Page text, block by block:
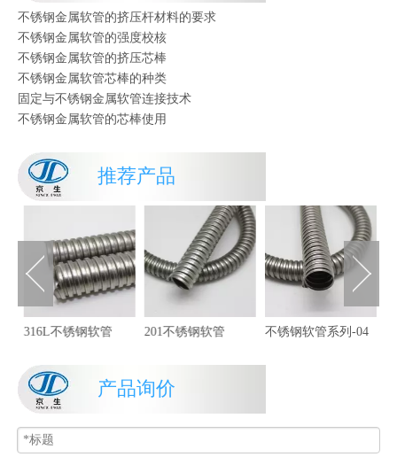
不锈钢金属软管的挤压杆材料的要求
不锈钢金属软管的强度校核
不锈钢金属软管的挤压芯棒
不锈钢金属软管芯棒的种类
固定与不锈钢金属软管连接技术
不锈钢金属软管的芯棒使用
不锈钢金属软管的挤压杆种类
不锈钢金属软管芯棒对材料的要求
不锈钢金属软管的工况条件
推荐产品
316L不锈钢软管 201不锈钢软管 不锈钢软管系列-04
产品询价